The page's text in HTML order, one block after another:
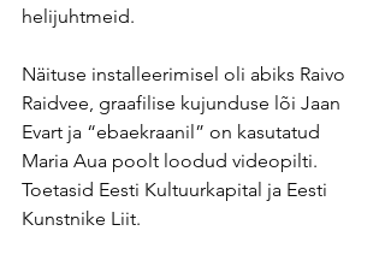
helijuhtmeid.
Näituse installeerimisel oli abiks Raivo
Raidvee, graafilise kujunduse lõi Jaan
Evart ja “ebaekraanil” on kasutatud
Maria Aua poolt loodud videopilti.
Toetasid Eesti Kultuurkapital ja Eesti
Kunstnike Liit.